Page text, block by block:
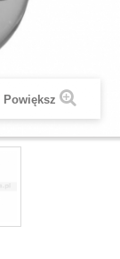
Powiększ